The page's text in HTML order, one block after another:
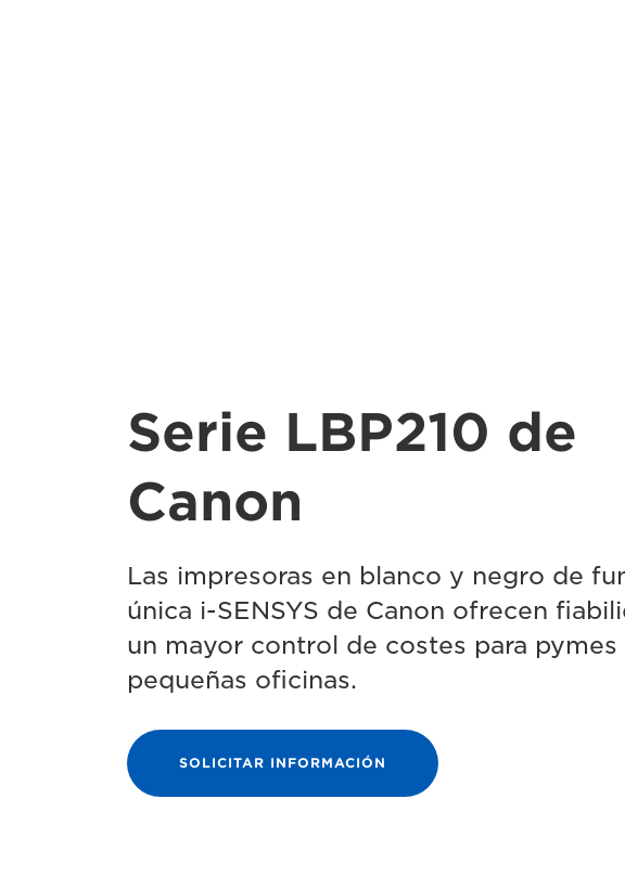
Serie LBP210 de
Canon
Las impresoras en blanco y negro de
única i-SENSYS de Canon ofrecen
un mayor control de costes para pymes
pequeñas oficinas.
SOLICITAR INFORMACIÓN